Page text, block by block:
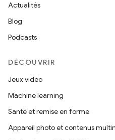
Actualités
Blog
Podcasts
DÉCOUVRIR
Jeux vidéo
Machine learning
Santé et remise en forme
Appareil photo et contenus